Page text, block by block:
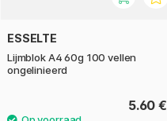
ESSELTE
Lijmblok A4 60g 100 vellen
ongelinieerd
5.60 €